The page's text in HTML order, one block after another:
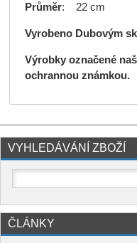
Průměr: 22 cm
Vyrobeno Dubovým
Výrobky označené
ochrannou známkou.
VYHLEDÁVÁNÍ ZBOŽÍ
ČLÁNKY